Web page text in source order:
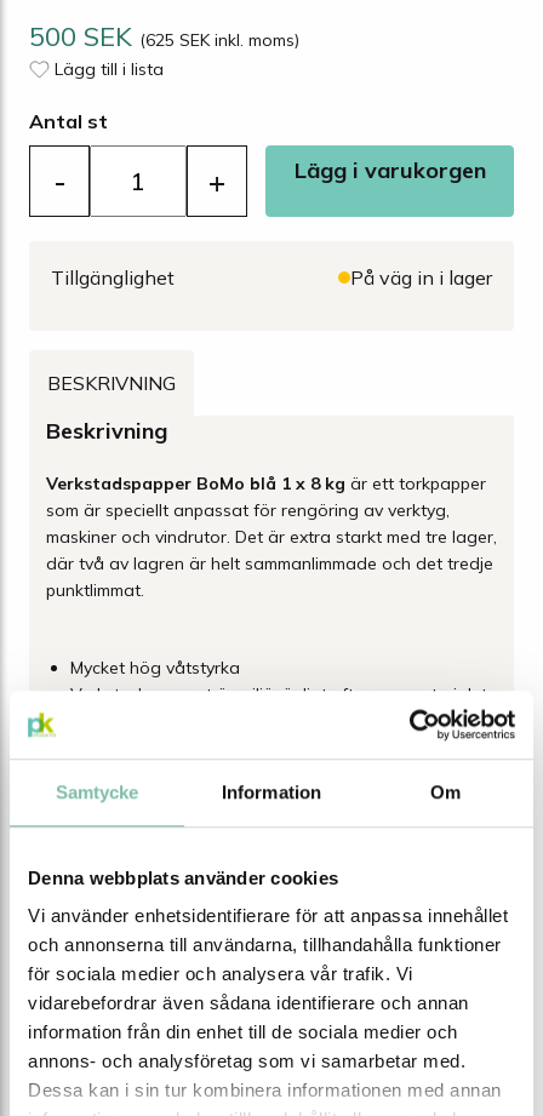
Samtycke Information Om
Denna webbplats använder cookies
Vi använder enhetsidentifierare för att anpassa innehållet
och annonserna till användarna, tillhandahålla funktioner
för sociala medier och analysera vår trafik. Vi
vidarebefordrar även sådana identifierare och annan
information från din enhet till de sociala medier och
annons- och analysföretag som vi samarbetar med.
Dessa kan i sin tur kombinera informationen med annan
500 SEK (625 SEK inkl. moms)
Lägg till i lista
Antal st
- + Lägg i varukorgen
Tillgänglighet På väg in i lager
BESKRIVNING
Beskrivning
Verkstadspapper BoMo blå 1 x 8 kg är ett torkpapper
som är speciellt anpassat för rengöring av verktyg,
maskiner och vindrutor. Det är extra starkt med tre lager,
där två av lagren är helt sammanlimmade och det tredje
punktlimmat.
Mycket hög våtstyrka
Verkstadspappret är miljövänligt eftersom materialet
Egenskaper
Färg
Material
Återvunnet
Längd (m/rulle)
360